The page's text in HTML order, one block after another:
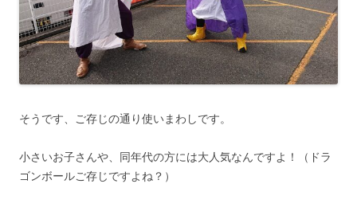
そうです、ご存じの通り使いまわしです。
小さいお子さんや、同年代の方には大人気なんですよ！（ドラ
ゴンボールご存じですよね？）